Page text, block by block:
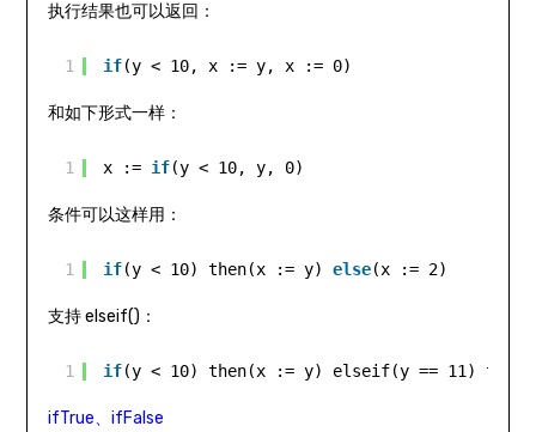
执行结果也可以返回：
1 if(y < 10, x := y, x := 0)
和如下形式一样：
1 x := if(y < 10, y, 0)
条件可以这样用：
1 if(y < 10) then(x := y) else(x := 2)
支持 elseif()：
1 if(y < 10) then(x := y) elseif(y == 11)
ifTrue、ifFalse